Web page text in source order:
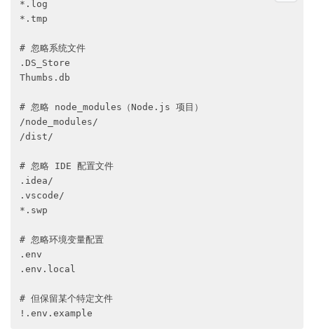
*.log
*.tmp
# 忽略系统文件
.DS_Store
Thumbs.db
# 忽略 node_modules（Node.js 项目）
/node_modules/
/dist/
# 忽略 IDE 配置文件
.idea/
.vscode/
*.swp
# 忽略环境变量配置
.env
.env.local
# 但保留某个特定文件